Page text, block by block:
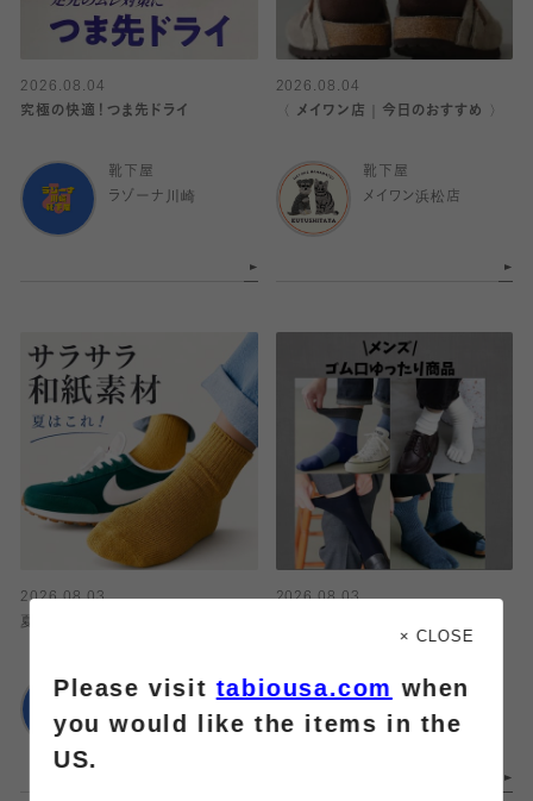
2026.08.04
究極の快適！つま先ドライ
靴下屋
ラゾーナ川崎
2026.08.04
〈 メイワン店｜今日のおすすめ 〉
靴下屋
メイワン浜松店
2026.08.03
夏はこれ！和紙素材
靴下屋
2026.08.03
靴下屋
い
× CLOSE
Please visittabiousa.com when
you would like the items in the
US.